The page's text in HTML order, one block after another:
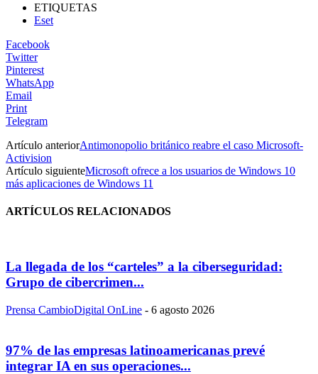
ETIQUETAS
Eset
Facebook
Twitter
Pinterest
WhatsApp
Email
Print
Telegram
Artículo anteriorAntimonopolio británico reabre el caso Microsoft-
Activision
Artículo siguienteMicrosoft ofrece a los usuarios de Windows 10
más aplicaciones de Windows 11
ARTÍCULOS RELACIONADOS
La llegada de los “carteles” a la ciberseguridad:
Grupo de cibercrimen...
Prensa CambioDigital OnLine - 6 agosto 2026
97% de las empresas latinoamericanas prevé
integrar IA en sus operaciones...